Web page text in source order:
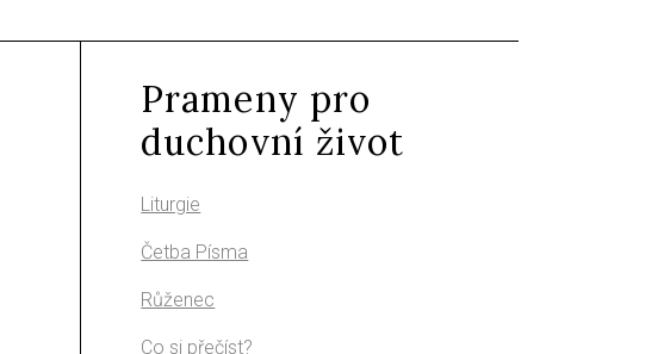
Prameny pro
duchovní život
Liturgie
Četba Písma
Růženec
Co si přečíst?